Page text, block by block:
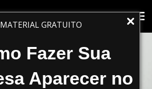
MATERIAL GRATUITO
Fazer Sua
Aparecer no